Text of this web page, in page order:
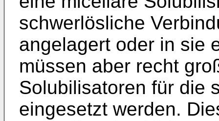
schwerlösliche
angelagert oder in sie
müssen aber recht
Solubilisatoren für die
eingesetzt werden.